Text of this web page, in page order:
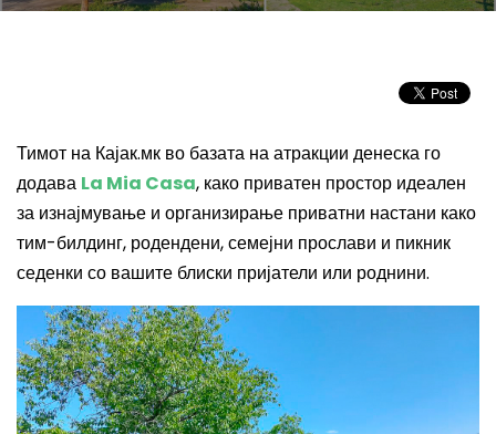
Тимот на Кајак.мк во базата на атракции денеска го
додава La Mia Casa, како приватен простор идеален
за изнајмување и организирање приватни настани како
тим-билдинг, родендени, семејни прослави и пикник
седенки со вашите блиски пријатели или роднини.